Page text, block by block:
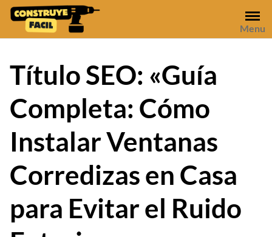
Skip
content
Menu
Título SEO: «Guía
Completa: Cómo
Instalar Ventanas
Corredizas en Casa
para Evitar el Ruido